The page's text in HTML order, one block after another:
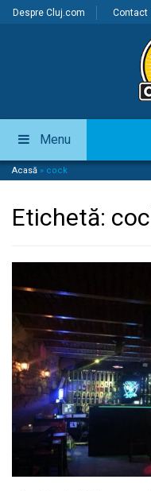
Despre Cluj.com Contact
Menu
Acasă » cock
Etichetă: